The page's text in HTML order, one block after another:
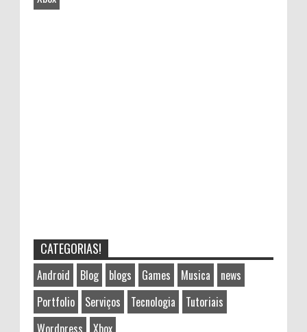
CATEGORIAS!
Android Blog blogs Games Musica
news
Portfolio
Serviços Tecnologia
Tutoriais